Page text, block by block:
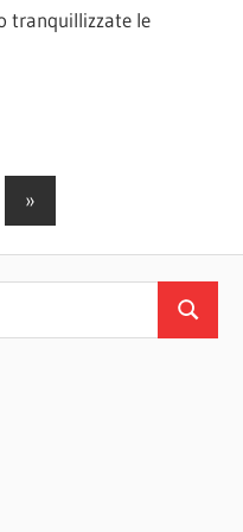
tranquillizzate le
Articoli
successivi
»
Cerca